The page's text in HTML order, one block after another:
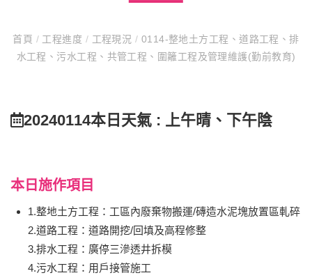
首頁 /工程進度 / 工程現況 / 0114-整地土方工程、道路工程、排
水工程、污水工程、共管工程、圍籬工程及管理維護(勤前教育)
20240114本日天氣 : 上午晴、下午陰
本日施作項目
1.整地土方工程：工區內廢棄物搬運/磚造水泥塊放置區軋碎
2.道路工程：道路開挖/回填及高程修整
3.排水工程：廣停三滲透井拆模
4.污水工程：用戶接管施工